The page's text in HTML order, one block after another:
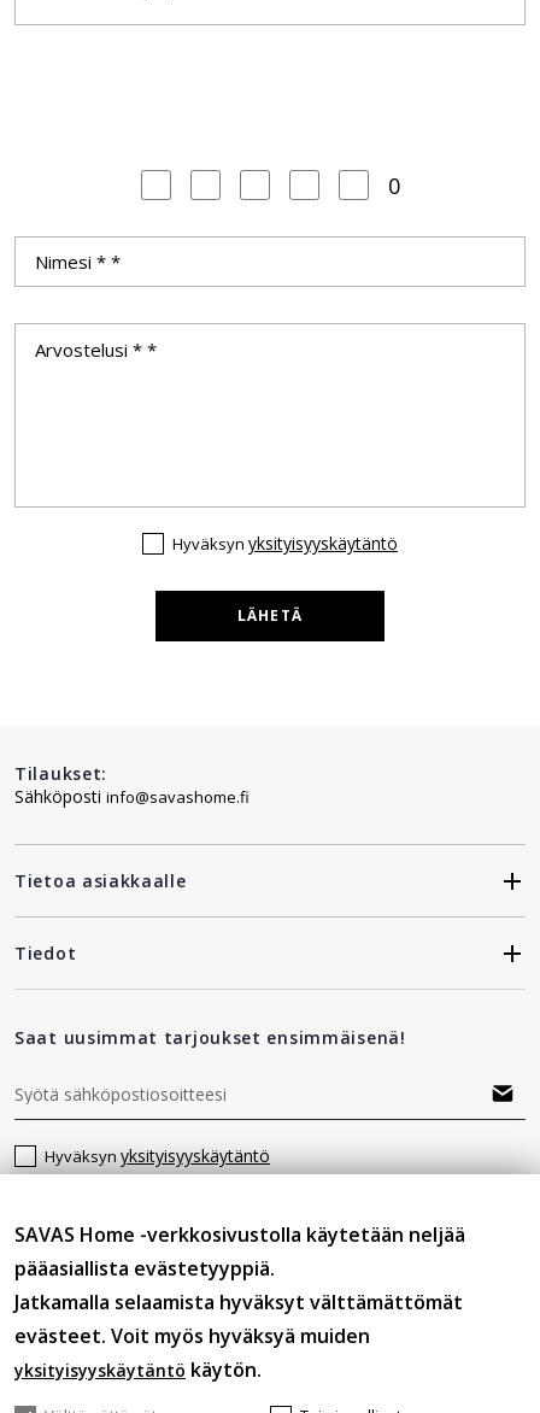
0
Hyväksyn yksityisyyskäytäntö
LÄHETÄ
Tilaukset:
Sähköposti info@savashome.fi
Tietoa asiakkaalle
Tiedot
Saat uusimmat tarjoukset ensimmäisenä!
Hyväksyn yksityisyyskäytäntö
SAVAS Home -verkkosivustolla käytetään neljää
pääasiallista evästetyyppiä.
Jatkamalla selaamista hyväksyt välttämättömät
evästeet. Voit myös hyväksyä muiden
yksityisyyskäytäntö käytön.